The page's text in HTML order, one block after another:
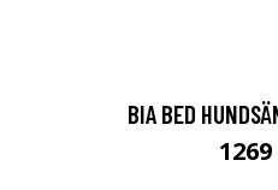
BIA BED
1269